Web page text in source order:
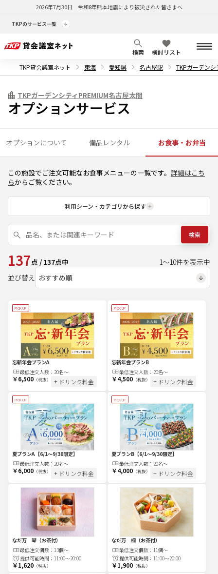
2026年7月30日 令和8年熊本地震により被災された皆さまへ
TKPのサービス一覧
検索
検討リスト
TKP貸会議室ネット
東海 愛知県 名古屋駅 TKPガーデンシ
TKPガーデンシティPREMIUM名古屋太閤
オプションサービス
オプションについて 備品レンタル お食事・お弁当
この施設でご注文可能なお食事メニューの一覧です。 詳細はこち
らからご覧ください。
利用シーン・カテゴリから探す
検索
137点 / 137点中 1～10件を表示中
並び替え
PICK UP
忘新年会プランA
最低注文人数： 20名～
￥6,500（税抜） + ドリンク料金
PICK UP
忘新年会プランB
最低注文人数： 20名～
￥4,500（税抜） + ドリンク料金
PICK UP
夏プランA 【6/1～9/30限定】
最低注文人数： 20名～
￥6,000（税抜） + ドリンク料金
PICK UP
夏プランB【6/1～9/30限定】
最低注文人数： 20名～
￥4,000（税抜） + ドリンク料金
なだ万 琴（お茶付）
最低注文個数： 13個～
提供可能時間： 11:00～20:00
￥1,620（税抜）
なだ万 桐（お茶付）
最低注文個数： 11個～
提供可能時間： 11:00～20:00
￥1,900（税抜）